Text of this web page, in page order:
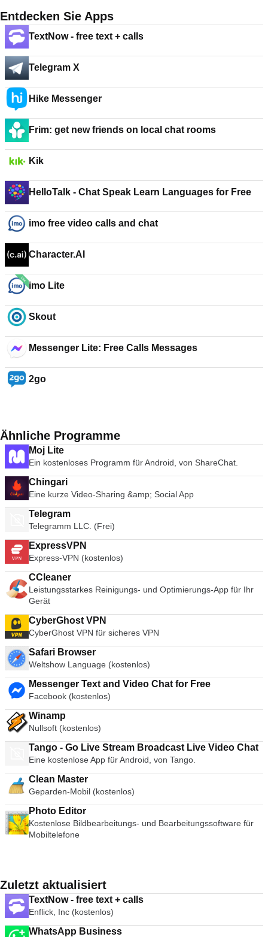
Entdecken Sie Apps
TextNow - free text + calls
Telegram X
Hike Messenger
Frim: get new friends on local chat rooms
Kik
HelloTalk - Chat Speak Learn Languages for Free
imo free video calls and chat
Character.AI
imo Lite
Skout
Messenger Lite: Free Calls Messages
2go
Ähnliche Programme
Moj Lite
Ein kostenloses Programm für Android, von ShareChat.
Chingari
Eine kurze Video-Sharing &amp; Social App
Telegram
Telegramm LLC. (Frei)
ExpressVPN
Express-VPN (kostenlos)
CCleaner
Leistungsstarkes Reinigungs- und Optimierungs-App für Ihr
Gerät
CyberGhost VPN
CyberGhost VPN für sicheres VPN
Safari Browser
Weltshow Language (kostenlos)
Messenger Text and Video Chat for Free
Facebook (kostenlos)
Winamp
Nullsoft (kostenlos)
Tango - Go Live Stream Broadcast Live Video Chat
Eine kostenlose App für Android, von Tango.
Clean Master
Geparden-Mobil (kostenlos)
Photo Editor
Kostenlose Bildbearbeitungs- und Bearbeitungssoftware für
Mobiltelefone
Zuletzt aktualisiert
TextNow - free text + calls
Enflick, Inc (kostenlos)
WhatsApp Business